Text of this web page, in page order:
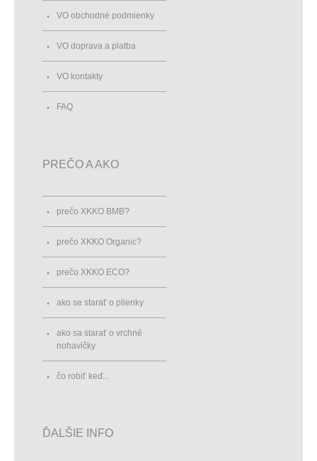
VO obchodné podmienky
VO doprava a platba
VO kontakty
FAQ
PREČO A AKO
prečo XKKO BMB?
prečo XKKO Organic?
prečo XKKO ECO?
ako se starať o plienky
ako sa starať o vrchné
nohavičky
čo robiť keď...
ĎALŠIE INFO